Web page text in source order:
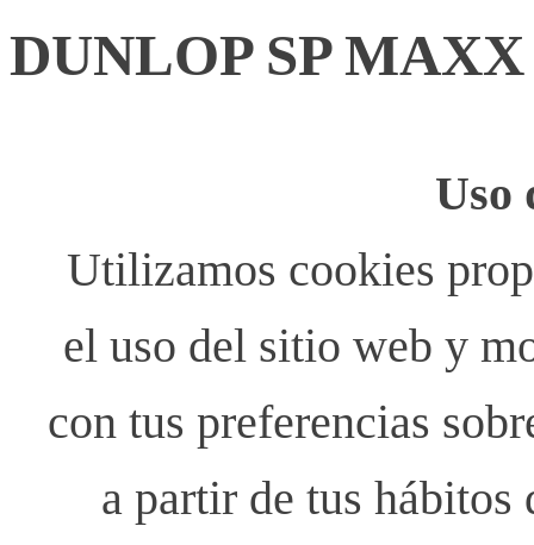
DUNLOP SP
Uso
Utilizamos cookies
el uso del sitio web y
con tus preferencias
a partir de tus